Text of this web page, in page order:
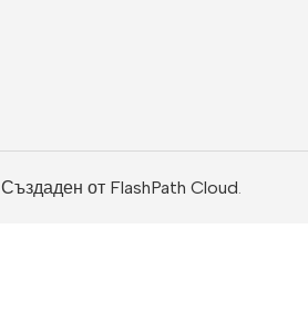
Създаден от FlashPath Cloud.